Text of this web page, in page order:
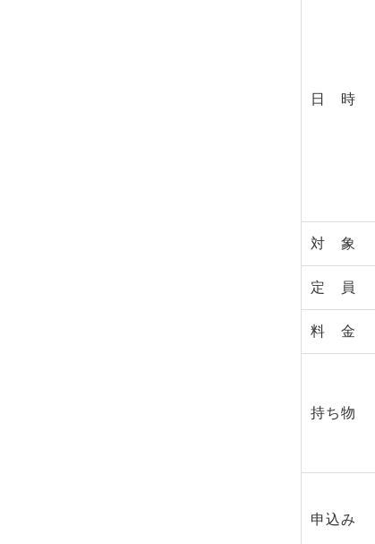
日 時
対 象
定 員
料 金
持ち物
申込み